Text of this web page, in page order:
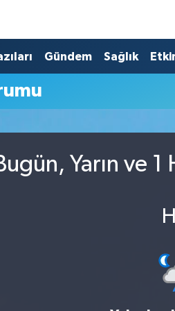
Gündem Sağlık
Yarın ve